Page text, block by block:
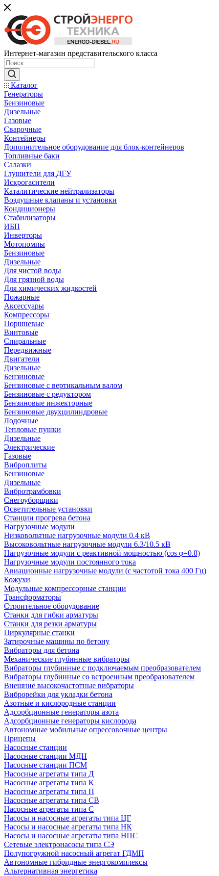
Интернет-магазин представительского класса
Каталог
Генераторы
Бензиновые
Дизельные
Газовые
Сварочные
Контейнеры
Дополнительное оборудование для блок-контейнеров
Топливные баки
Салазки
Глушители для ДГУ
Искрогасители
Каталитические нейтрализаторы
Воздушные клапаны и установки
Кондиционеры
Стабилизаторы
ИБП
Инверторы
Мотопомпы
Бензиновые
Дизельные
Для чистой воды
Для грязной воды
Для химических жидкостей
Пожарные
Аксессуары
Компрессоры
Поршневые
Винтовые
Спиральные
Передвижные
Двигатели
Дизельные
Бензиновые
Бензиновые с вертикальным валом
Бензиновые с редуктором
Бензиновые инжекторные
Бензиновые двухцилиндровые
Лодочные
Тепловые пушки
Дизельные
Электрические
Газовые
Виброплиты
Бензиновые
Дизельные
Вибротрамбовки
Снегоуборщики
Осветительные установки
Станции прогрева бетона
Нагрузочные модули
Низковольтные нагрузочные модули 0.4 кВ
Высоковольтные нагрузочные модули 6.3/10.5 кВ
Нагрузочные модули с реактивной мощностью (cos φ=0.8)
Нагрузочные модули постоянного тока
Авиационные нагрузочные модули (с частотой тока 400 Гц)
Кожухи
Модульные компрессорные станции
Трансформаторы
Строительное оборудование
Станки для гибки арматуры
Станки для резки арматуры
Циркулярные станки
Затирочные машины по бетону
Вибраторы для бетона
Механические глубинные вибраторы
Вибраторы глубинные с подключаемым преобразователем
Вибраторы глубинные со встроенным преобразователем
Внешние высокочастотные вибраторы
Виброрейки для укладки бетона
Азотные и кислородные станции
Адсорбционные генераторы азота
Адсорбционные генераторы кислорода
Автономные мобильные опрессовочные центры
Прицепы
Насосные станции
Насосные станции МДН
Насосные станции ПСМ
Насосные агрегаты типа Д
Насосные агрегаты типа К
Насосные агрегаты типа П
Насосные агрегаты типа СВ
Насосные агрегаты типа С
Насосы и насосные агрегаты типа ЦГ
Насосы и насосные агрегаты типа НК
Насосы и насосные агрегаты типа НПС
Сетевые электронасосы типа СЭ
Полупогружной насосный агрегат ГДМП
Автономные гибридные энергокомплексы
Альтернативная энергетика